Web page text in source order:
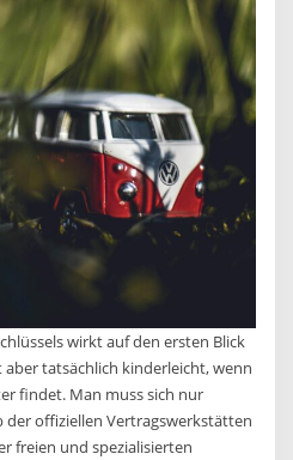
wirkt auf den ersten Blick
tatsächlich kinderleicht, wenn
findet. Man muss sich nur
offiziellen Vertragswerkstätten
freien und spezialisierten